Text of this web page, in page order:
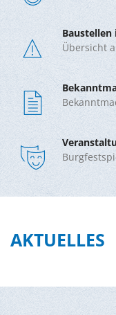
Baustellen
Übersicht
AKTUELLES